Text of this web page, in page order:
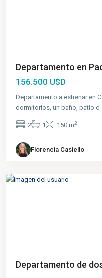
Departamento en
156.500 U$D
Departamento a estrenar en
dormitorios, un baño, patio d
2 1 150 m2
Florencia Casiello
Fisherton ,
Departamento de